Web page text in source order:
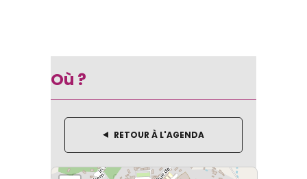
Où ?
RETOUR À L'AGENDA